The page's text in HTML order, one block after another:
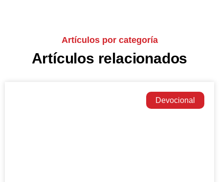
Artículos por categoría
Artículos relacionados
Devocional